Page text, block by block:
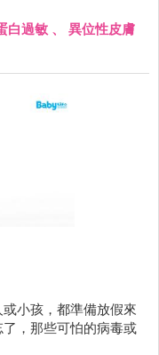
白過敏 、 異位性皮膚
小孩，都準備放假來
，那些可怕的病毒或